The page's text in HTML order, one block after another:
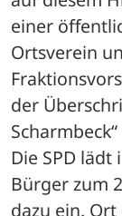
einer
Ortsverein
der
Die SPD
Bürger zum
dazu ein.